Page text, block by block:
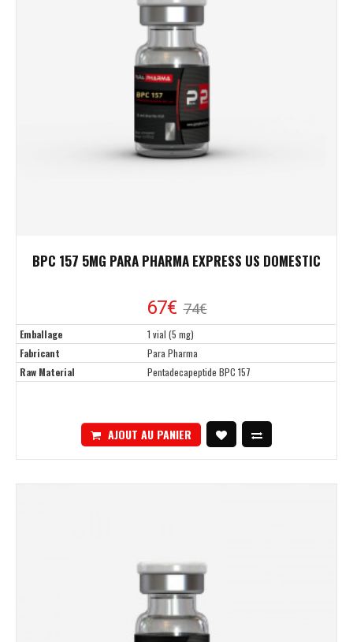
BPC 157 5MG PARA PHARMA EXPRESS US DOMESTIC
67€ 74€
Emballage
1 vial (5 mg)
Fabricant
Para Pharma
Raw Material
Pentadecapeptide BPC 157
AJOUT AU PANIER